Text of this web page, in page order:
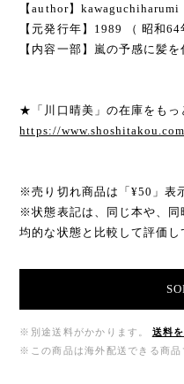
【author】kawaguchiharumi
【元発行年】1989 （ 昭和64
【内容一部】嵐の予感に髪を
★「川口晴美」の在庫をもっ
https://
※売り切れ商品は「¥50」表
※状態表記は、同じ本や、同
均的な状態と比較して評価し
※別途送料がかかります。
送料
※この商品は海外配送できる商品